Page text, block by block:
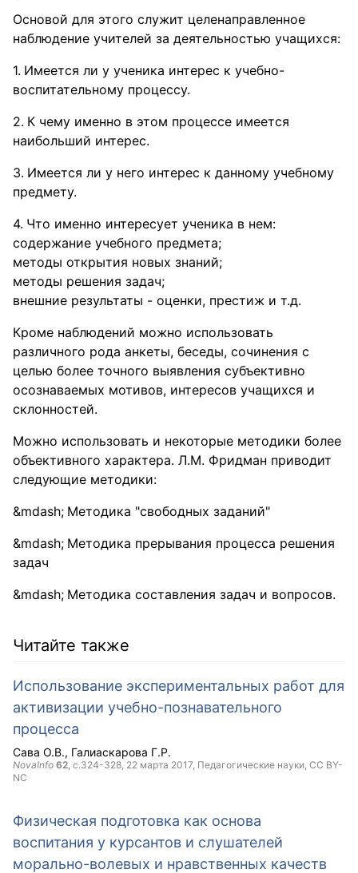
Основой для этого служит целенаправленное
наблюдение учителей за деятельностью учащихся:
Имеется ли у ученика интерес к учебно-
воспитательному процессу.
К чему именно в этом процессе имеется
наибольший интерес.
Имеется ли у него интерес к данному учебному
предмету.
Что именно интересует ученика в нем:
содержание учебного предмета;
методы открытия новых знаний;
методы решения задач;
внешние результаты - оценки, престиж и т.д.
Кроме наблюдений можно использовать
различного рода анкеты, беседы, сочинения с
целью более точного выявления субъективно
осознаваемых мотивов, интересов учащихся и
склонностей.
Можно использовать и некоторые методики более
объективного характера. Л.М. Фридман приводит
следующие методики:
Методика "свободных заданий"
Методика прерывания процесса решения
задач
Методика составления задач и вопросов.
Читайте также
Использование экспериментальных работ для
активизации учебно-познавательного
процесса
Сава О.В. Галиаскарова Г.Р.
NovaInfo 62, с.324-328, 22 марта 2017, Педагогические науки, CC BY-
NC
Физическая подготовка как основа
воспитания у курсантов и слушателей
морально-волевых и нравственных качеств